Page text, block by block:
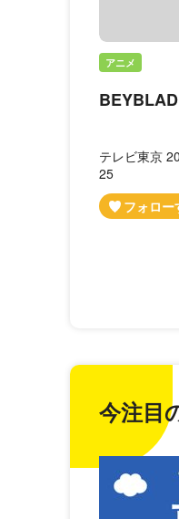
アニメ
テレビ東京
25
今注目